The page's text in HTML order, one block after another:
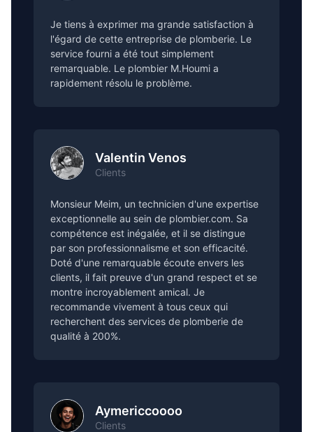
Je tiens à exprimer ma grande satisfaction à
l'égard de cette entreprise de plomberie. Le
service fourni a été tout simplement
remarquable. Le plombier M.Houmi a
rapidement résolu le problème.
Valentin Venos
Clients
Monsieur Meim, un technicien d'une expertise
exceptionnelle au sein de plombier.com. Sa
compétence est inégalée, et il se distingue
par son professionnalisme et son efficacité.
Doté d'une remarquable écoute envers les
clients, il fait preuve d'un grand respect et se
montre incroyablement amical. Je
recommande vivement à tous ceux qui
recherchent des services de plomberie de
qualité à 200%.
Aymericcoooo
Clients